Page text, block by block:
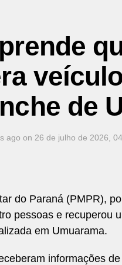
de
ago on 26 de julho de 2026,
do Paraná (PMPR),
pessoas e recuperou
em Umuarama.
informações